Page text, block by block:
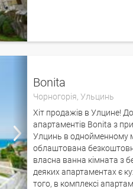
Bonita
Чорногорія,Ульцинь
Хіт продажів в Улцине!
апартаментів Bonita з
Улцинь в однойменному
облаштована
власна ванна кімната з
деяких апартаментах є
того, в комплексі